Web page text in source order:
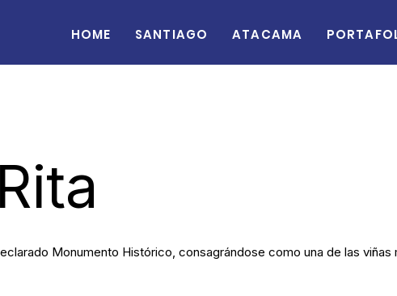
Home Santiago Atacama
Monumento Histórico, consagrándose como una de las viñas